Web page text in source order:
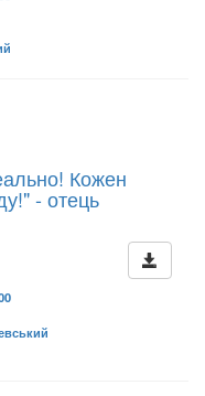
Кожен
- отець